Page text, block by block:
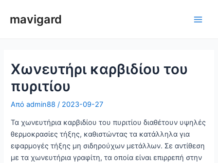
στο
περιεχόμενο
mavigard
Χωνευτήρι καρβιδίου του
πυριτίου
Απόadmin88/ 2023-09-27
Τα χωνευτήρια καρβιδίου του πυριτίου διαθέτουν υψηλές
θερμοκρασίες τήξης, καθιστώντας τα κατάλληλα για
εφαρμογές τήξης μη σιδηρούχων μετάλλων. Σε αντίθεση
με τα χωνευτήρια γραφίτη, τα οποία είναι επιρρεπή στην